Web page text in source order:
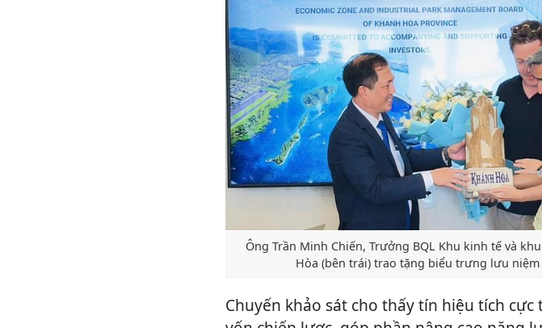
Ông Trần Minh Chiến, Trưởng BQL Khu kinh tế và
Hòa (bên trái) trao tặng biểu trưng lưu
Chuyến khảo sát cho thấy tín hiệu tích